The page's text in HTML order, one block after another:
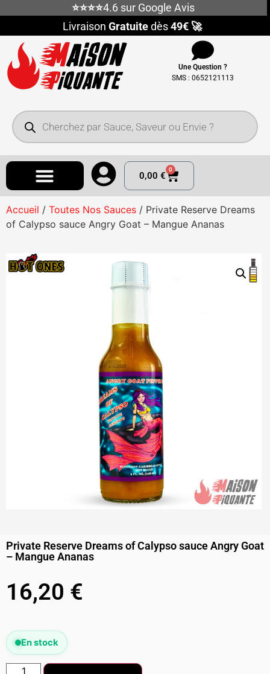
⭐⭐⭐⭐4.6 sur Google Avis
Livraison Gratuitedès49€ 🚀
Une Question ?
SMS : 0652121113
0,00 €
0
Accueil / Toutes Nos Sauces / Private Reserve Dreams
of Calypso sauce Angry Goat – Mangue Ananas
Private Reserve Dreams of Calypso sauce Angry Goat
– Mangue Ananas
16,20 €
En stock